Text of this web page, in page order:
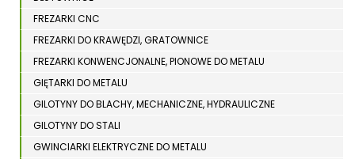
FREZARKI CNC
FREZARKI DO KRAWĘDZI, GRATOWNICE
FREZARKI KONWENCJONALNE, PIONOWE DO METALU
GIĘTARKI DO METALU
GILOTYNY DO BLACHY, MECHANICZNE, HYDRAULICZNE
GILOTYNY DO STALI
GWINCIARKI ELEKTRYCZNE DO METALU